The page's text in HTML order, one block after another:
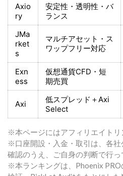
Axio
ry
安定性・透明性・バ
ランス
JMa
rket
s
マルチアセット・ス
ワップフリー対応
Exn
ess
仮想通貨CFD・短
期売買
Axi 低スプレッド＋Axi
Select
※本ページにはアフィリエイトリ
※口座開設・入金・取引は、各
確認のうえ、ご自身の判断で行っ
※本ランキングは、Phoenix